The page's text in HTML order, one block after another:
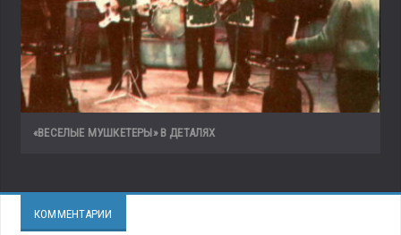
«ВЕСЕЛЫЕ МУШКЕТЕРЫ» В ДЕТАЛЯХ
КОММЕНТАРИИ